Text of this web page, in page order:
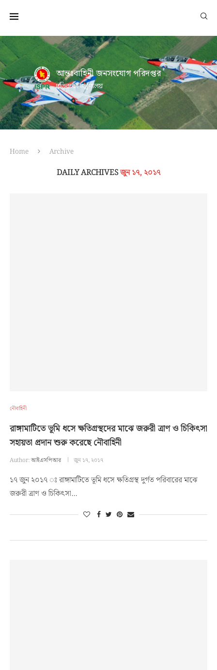
আন্তঃবাহিনী জনসংযোগ পরিদপ্তর
প্রতিরক্ষা মন্ত্রণালয়
Home Archive
DAILY ARCHIVESজুন ১৭, ২০১৭
নৌবাহিনী
রাঙ্গামাটিতে ভূমি ধসে ক্ষতিগ্রস্থদের মাঝে জরুরী ত্রাণ ও চিকিৎসা
সহায়তা প্রদান শুরু করেছে নৌবাহিনী
Author:আইএসপিআর জুন ১৭, ২০১৭
১৭ জুন ২০১৭ ঃ রাঙ্গামাটিতে ভূমি ধসে ক্ষতিগ্রস্থ দুর্গত পরিবারের মাঝে
জরুরী ত্রাণ ও চিকিৎসা…